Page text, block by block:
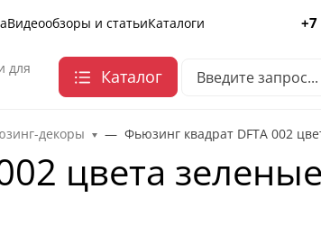
Видеообзоры и статьиКаталоги +7
для
Каталог
декоры Фьюзинг квадрат DFTA 002
цвета